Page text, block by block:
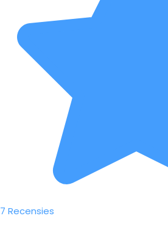
7 Recensies